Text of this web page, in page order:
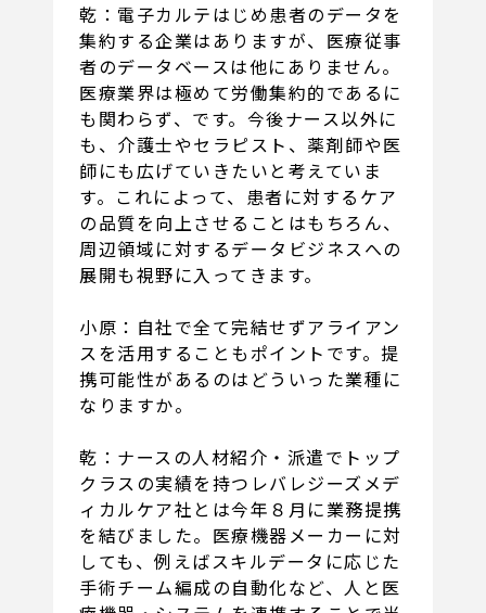
乾：電子カルテはじめ患者のデータを
集約する企業はありますが、医療従事
者のデータベースは他にありません。
医療業界は極めて労働集約的であるに
も関わらず、です。今後ナース以外に
も、介護士やセラピスト、薬剤師や医
師にも広げていきたいと考えていま
す。これによって、患者に対するケア
の品質を向上させることはもちろん、
周辺領域に対するデータビジネスへの
展開も視野に入ってきます。
小原：自社で全て完結せずアライアン
スを活用することもポイントです。提
携可能性があるのはどういった業種に
なりますか。
乾：ナースの人材紹介・派遣でトップ
クラスの実績を持つレバレジーズメデ
ィカルケア社とは今年８月に業務提携
を結びました。医療機器メーカーに対
しても、例えばスキルデータに応じた
手術チーム編成の自動化など、人と医